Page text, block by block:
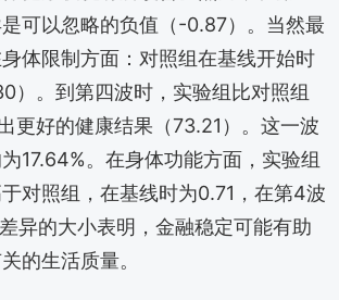
可以忽略的负值（-0.87）。当然最
体限制方面：对照组在基线开始时
）。到第四波时，实验组比对照组
更好的健康结果（73.21）。这一波
17.64%。在身体功能方面，实验组
对照组，在基线时为0.71，在第4波
异的大小表明，金融稳定可能有助
的生活质量。